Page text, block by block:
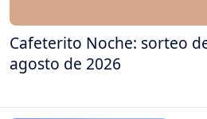
Cafeterito Noche: sorteo
agosto de 2026